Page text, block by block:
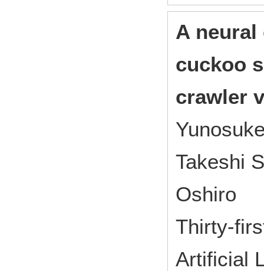
A
cuckoo
crawler
Takeshi
Oshiro
Thirty-
Artificial